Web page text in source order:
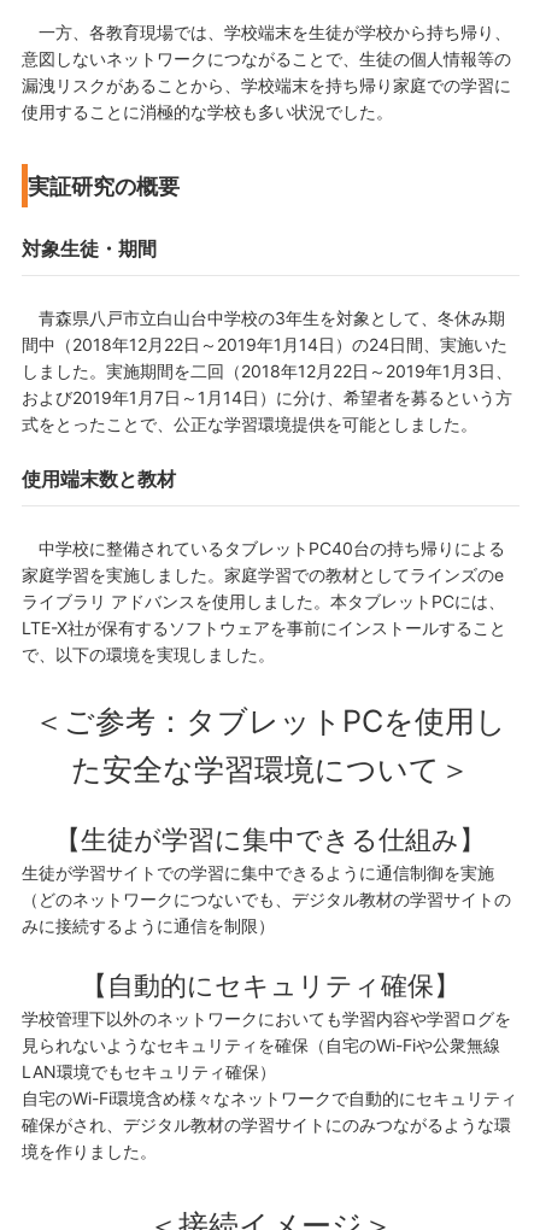
一方、各教育現場では、学校端末を生徒が学校から持ち帰り、
意図しないネットワークにつながることで、生徒の個人情報等の
漏洩リスクがあることから、学校端末を持ち帰り家庭での学習に
使用することに消極的な学校も多い状況でした。
実証研究の概要
対象生徒・期間
青森県八戸市立白山台中学校の3年生を対象として、冬休み期
間中（2018年12月22日～2019年1月14日）の24日間、実施いた
しました。実施期間を二回（2018年12月22日～2019年1月3日、
および2019年1月7日～1月14日）に分け、希望者を募るという方
式をとったことで、公正な学習環境提供を可能としました。
使用端末数と教材
中学校に整備されているタブレットPC40台の持ち帰りによる
家庭学習を実施しました。家庭学習での教材としてラインズのe
ライブラリ アドバンスを使用しました。本タブレットPCには、
LTE-X社が保有するソフトウェアを事前にインストールすること
で、以下の環境を実現しました。
＜ご参考：タブレットPCを使用し
た安全な学習環境について＞
【生徒が学習に集中できる仕組み】
生徒が学習サイトでの学習に集中できるように通信制御を実施
（どのネットワークにつないでも、デジタル教材の学習サイトの
みに接続するように通信を制限）
【自動的にセキュリティ確保】
学校管理下以外のネットワークにおいても学習内容や学習ログを
見られないようなセキュリティを確保（自宅のWi-Fiや公衆無線
LAN環境でもセキュリティ確保）
自宅のWi-Fi環境含め様々なネットワークで自動的にセキュリティ
確保がされ、デジタル教材の学習サイトにのみつながるような環
境を作りました。